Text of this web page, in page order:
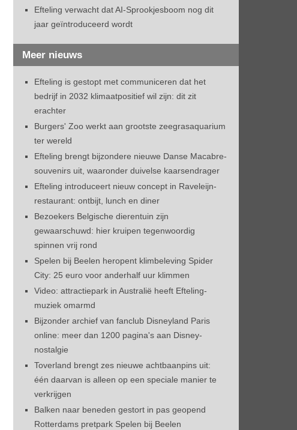
Efteling verwacht dat AI-Sprookjesboom nog dit
jaar geïntroduceerd wordt
Meer nieuws
Efteling is gestopt met communiceren dat het
bedrijf in 2032 klimaatpositief wil zijn: dit zit
erachter
Burgers' Zoo werkt aan grootste zeegrasaquarium
ter wereld
Efteling brengt bijzondere nieuwe Danse Macabre-
souvenirs uit, waaronder duivelse kaarsendrager
Efteling introduceert nieuw concept in Raveleijn-
restaurant: ontbijt, lunch en diner
Bezoekers Belgische dierentuin zijn
gewaarschuwd: hier kruipen tegenwoordig
spinnen vrij rond
Spelen bij Beelen heropent klimbeleving Spider
City: 25 euro voor anderhalf uur klimmen
Video: attractiepark in Australië heeft Efteling-
muziek omarmd
Bijzonder archief van fanclub Disneyland Paris
online: meer dan 1200 pagina's aan Disney-
nostalgie
Toverland brengt zes nieuwe achtbaanpins uit:
één daarvan is alleen op een speciale manier te
verkrijgen
Balken naar beneden gestort in pas geopend
Rotterdams pretpark Spelen bij Beelen